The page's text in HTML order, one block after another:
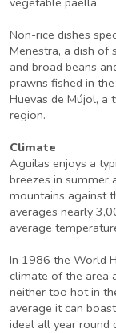
Non-rice dishes
Menestra, a dish of
and broad beans
prawns fished in
Huevas de Mújol, a
region.
Climate
Aguilas enjoys a
breezes in summer
mountains against
averages nearly
average
In 1986 the World
climate of the area
neither too hot in
average it can
ideal all year round